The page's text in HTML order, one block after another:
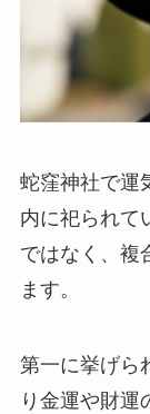
蛇窪神社で運
内に祀られて
ではなく、複
ます。
第一に挙げら
り金運や財運